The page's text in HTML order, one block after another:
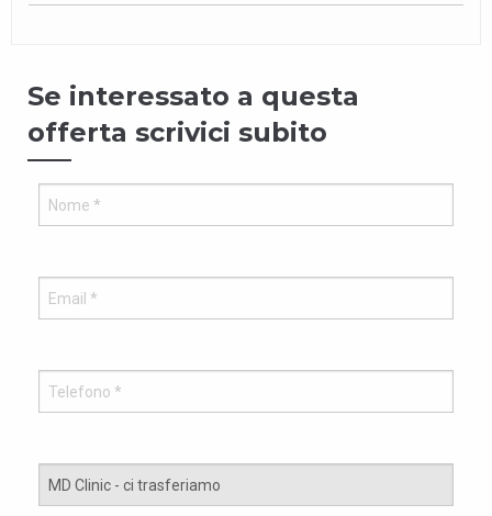
Se interessato a questa
offerta scrivici subito